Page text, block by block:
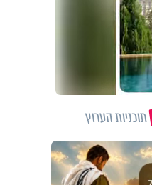
תוכניות הערוץ